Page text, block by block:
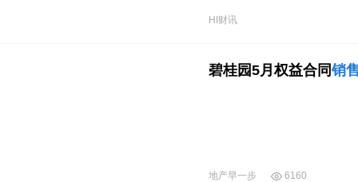
HI财讯
碧桂园5月权益合同销
地产早一步 6160